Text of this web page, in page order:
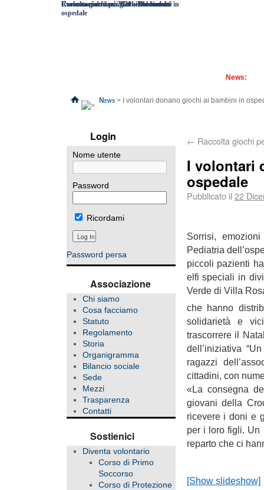
News:
Corso soccorritori 2021 – Documenti
Corso soccorritori 2020 - Documenti
I volontari donano giochi ai bambini in
ospedale
Raccolta giochi per Un verde Natale
News> I volontari donano giochi ai bambini in
Login
Nome utente
Password
Ricordami
Password persa
Associazione
Chi siamo
Cosa facciamo
Statuto
Regolamento
Storia
Organigramma
Bilancio sociale
Sede
Mezzi
Trasparenza
Contatti
Sostienici
Diventa volontario
Corso di Primo
Soccorso
Corso di Protezione
← Raccolta giochi
I volontari
ospedale
Pubblicato il 22
Sorrisi,
Pediatria
piccoli pazienti
elfi speciali in
Verde di Villa
che hanno
solidarietà e
trascorrere il
dell’iniziativa
ragazzi
cittadini, con
«La consegna
giovani della
ricevere i doni e
per i loro figli. Un
reparto che ci
[Show slideshow]